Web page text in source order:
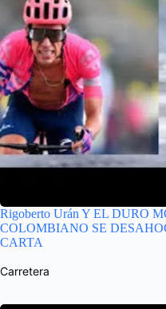
Rigoberto Urán Y EL DURO
COLOMBIANO SE
CARTA
Carretera